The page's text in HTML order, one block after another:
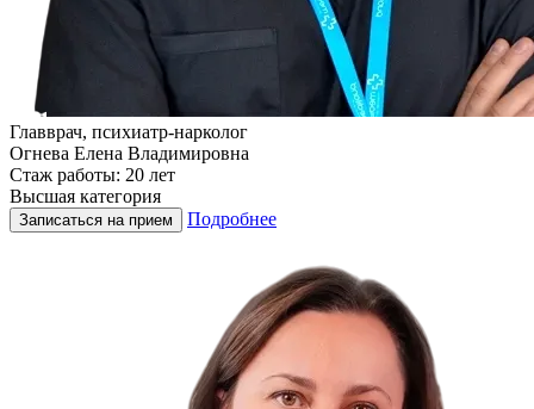
Главврач, психиатр-нарколог
Огнева Елена Владимировна
Стаж работы: 20 лет
Высшая категория
Записаться на прием Подробнее